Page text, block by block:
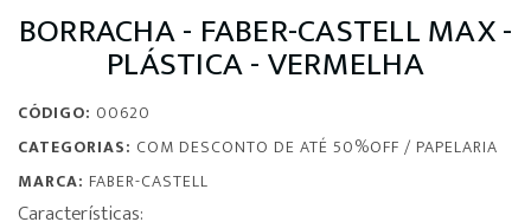
BORRACHA - FABER-CASTELL MAX -
PLÁSTICA - VERMELHA
CÓDIGO: 00620
CATEGORIAS: COM DESCONTO DE ATÉ 50%OFF / PAPELARIA
MARCA: FABER-CASTELL
Características: